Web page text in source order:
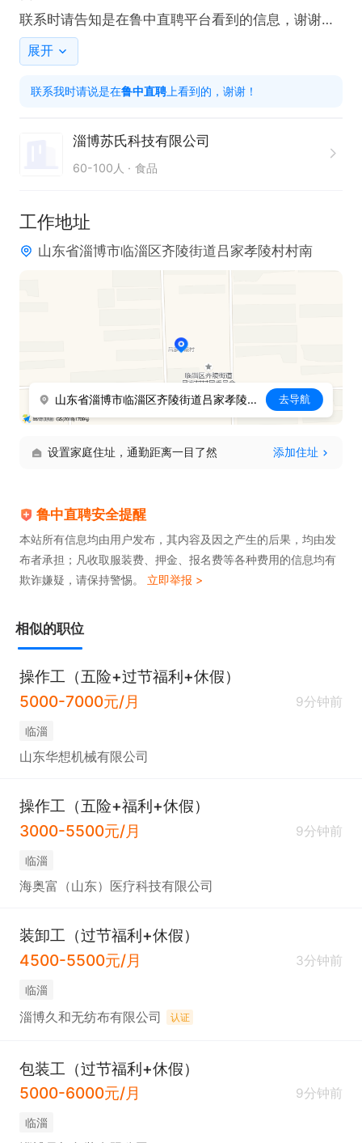
联系时请告知是在鲁中直聘平台看到的信息，谢谢
一车间：临淄区齐陵街道吕家孝陵村村南
展开
联系我时请说是在鲁中直聘 上看到的，谢谢！
淄博苏氏科技有限公司
60-100人 食品
工作地址
山东省淄博市临淄区齐陵街道吕家孝陵村村南
山东省淄博市临淄区齐陵街道吕家孝陵村村南 去导航
设置家庭住址，通勤距离一目了然 添加住址
鲁中直聘安全提醒
本站所有信息均由用户发布，其内容及因之产生的后果，均由发
布者承担；凡收取服装费、押金、报名费等各种费用的信息均有
欺诈嫌疑，请保持警惕。 立即举报 >
相似的职位
操作工（五险+过节福利+休假）
5000-7000元/月
9分钟前
临淄
山东华想机械有限公司
操作工（五险+福利+休假）
3000-5500元/月
9分钟前
临淄
海奥富（山东）医疗科技有限公司
装卸工（过节福利+休假）
4500-5500元/月
3分钟前
临淄
淄博久和无纺布有限公司 认证
包装工（过节福利+休假）
5000-6000元/月
9分钟前
临淄